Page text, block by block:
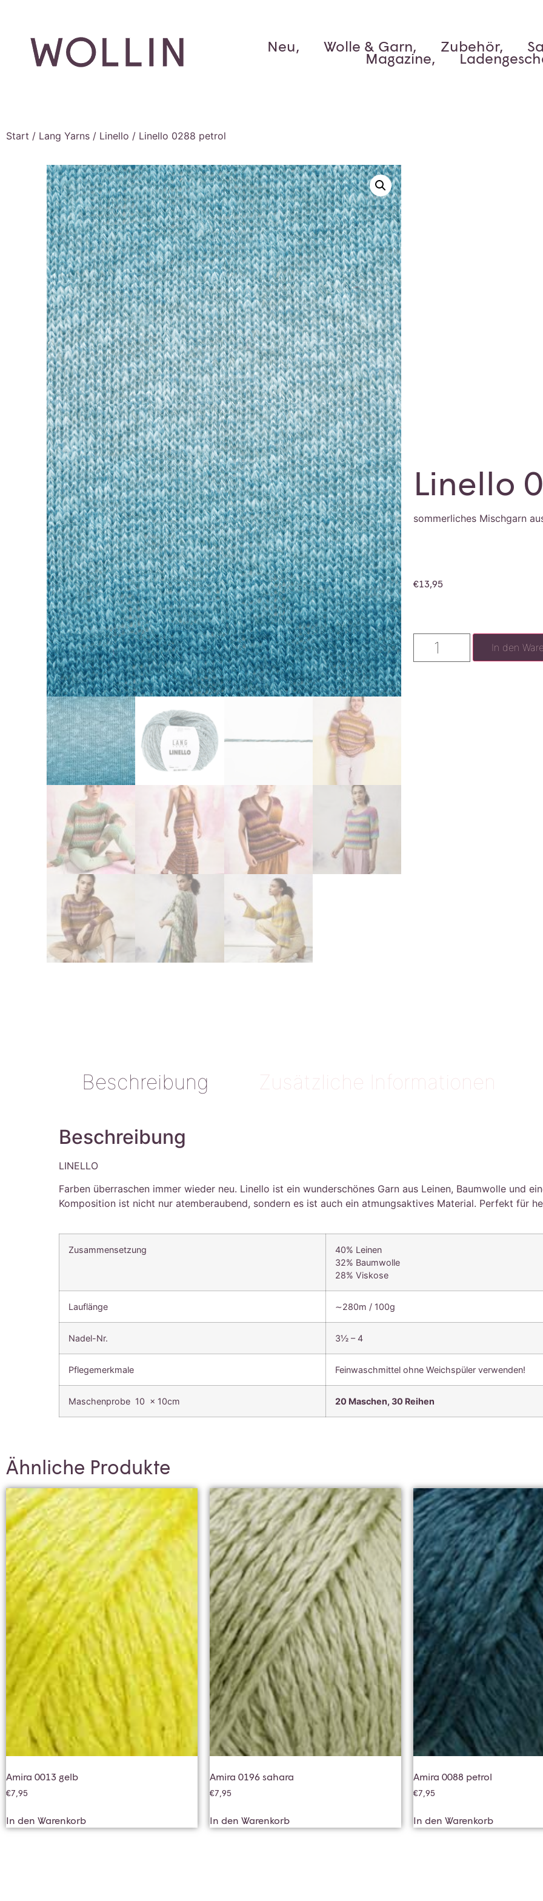
Neu, Wolle & Garn, Zubehör,
Magazine,
Start / Lang Yarns / Linello / Linello 0288 petrol
Linello
sommerliches Mischgarn
€13,95
In den
Beschreibung Zusätzliche Informationen
Beschreibung
LINELLO
Farben überraschen immer wieder neu. Linello ist ein wunderschönes Garn aus Leinen, Baumwolle und
Komposition ist nicht nur atemberaubend, sondern es ist auch ein atmungsaktives Material. Perfekt für
Zusammensetzung
40% Leinen
32% Baumwolle
28% Viskose
Lauflänge ∼280m / 100g
Nadel-Nr. 3½ – 4
Pflegemerkmale Feinwaschmittel ohne Weichspüler verwenden!
Maschenprobe 10 x 10cm 20 Maschen, 30 Reihen
Ähnliche Produkte
Amira 0013 gelb
€7,95
In den Warenkorb
Amira 0196 sahara
€7,95
In den Warenkorb
Amira 0088 petrol
€7,95
In den Warenkorb